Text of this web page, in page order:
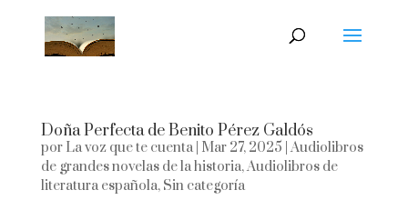
Doña Perfecta de Benito Pérez Galdós
por La voz que te cuenta| Mar 27, 2025 |Audiolibros
de grandes novelas de la historia,Audiolibros de
literatura española, Sin categoría